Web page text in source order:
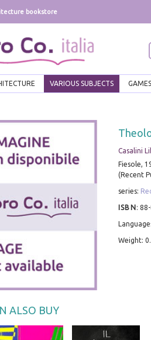
bookstore
VARIOUS SUBJECTS
Casalini
Fiesole,
(Recent
series:
ISBN :
Weight:
ALSO BUY